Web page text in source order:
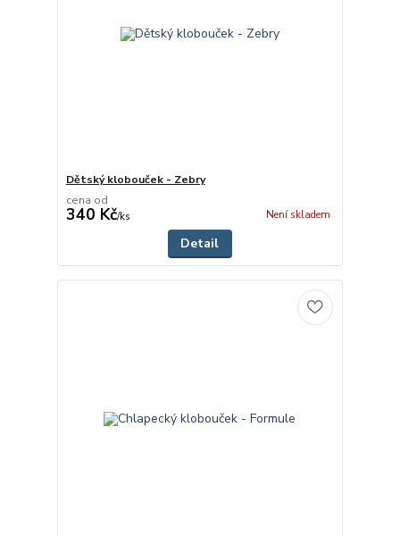
Dětský klobouček - Zebry
cena od
340 Kč/ks Není skladem
Detail